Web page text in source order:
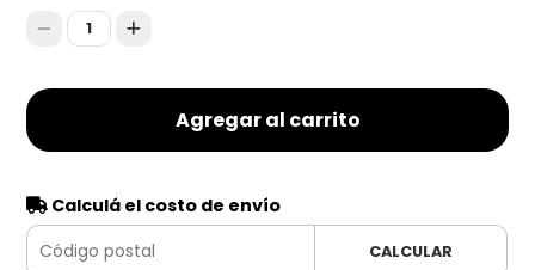
1
Agregar al carrito
Calculá el costo de envío
CALCULAR